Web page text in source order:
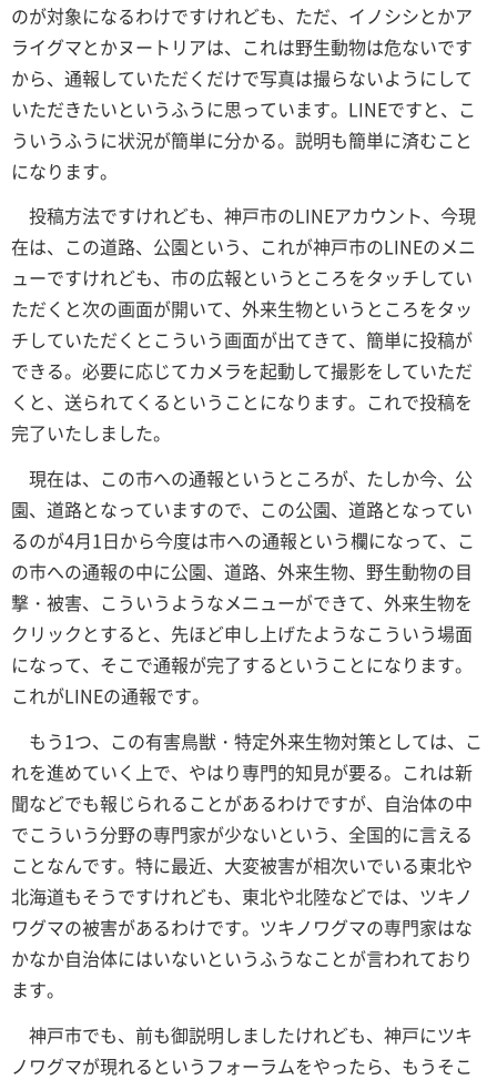
のが対象になるわけですけれども、ただ、イノシシとかア
ライグマとかヌートリアは、これは野生動物は危ないです
から、通報していただくだけで写真は撮らないようにして
いただきたいというふうに思っています。LINEですと、こ
ういうふうに状況が簡単に分かる。説明も簡単に済むこと
になります。
投稿方法ですけれども、神戸市のLINEアカウント、今現
在は、この道路、公園という、これが神戸市のLINEのメニ
ューですけれども、市の広報というところをタッチしてい
ただくと次の画面が開いて、外来生物というところをタッ
チしていただくとこういう画面が出てきて、簡単に投稿が
できる。必要に応じてカメラを起動して撮影をしていただ
くと、送られてくるということになります。これで投稿を
完了いたしました。
現在は、この市への通報というところが、たしか今、公
園、道路となっていますので、この公園、道路となってい
るのが4月1日から今度は市への通報という欄になって、こ
の市への通報の中に公園、道路、外来生物、野生動物の目
撃・被害、こういうようなメニューができて、外来生物を
クリックとすると、先ほど申し上げたようなこういう場面
になって、そこで通報が完了するということになります。
これがLINEの通報です。
もう1つ、この有害鳥獣・特定外来生物対策としては、こ
れを進めていく上で、やはり専門的知見が要る。これは新
聞などでも報じられることがあるわけですが、自治体の中
でこういう分野の専門家が少ないという、全国的に言える
ことなんです。特に最近、大変被害が相次いでいる東北や
北海道もそうですけれども、東北や北陸などでは、ツキノ
ワグマの被害があるわけです。ツキノワグマの専門家はな
かなか自治体にはいないというふうなことが言われており
ます。
神戸市でも、前も御説明しましたけれども、神戸にツキ
ノワグマが現れるというフォーラムをやったら、もうそこ